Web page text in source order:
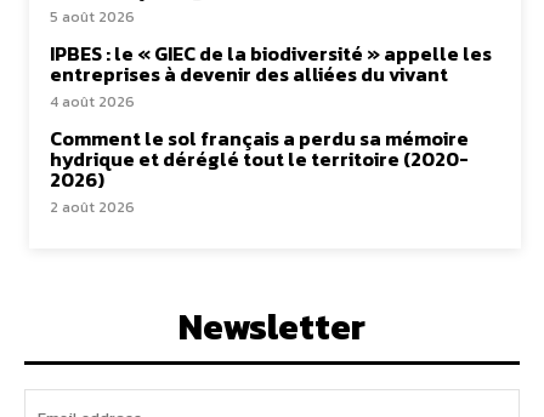
5 août 2026
IPBES : le « GIEC de la biodiversité » appelle les
entreprises à devenir des alliées du vivant
4 août 2026
Comment le sol français a perdu sa mémoire
hydrique et déréglé tout le territoire (2020-
2026)
2 août 2026
Newsletter